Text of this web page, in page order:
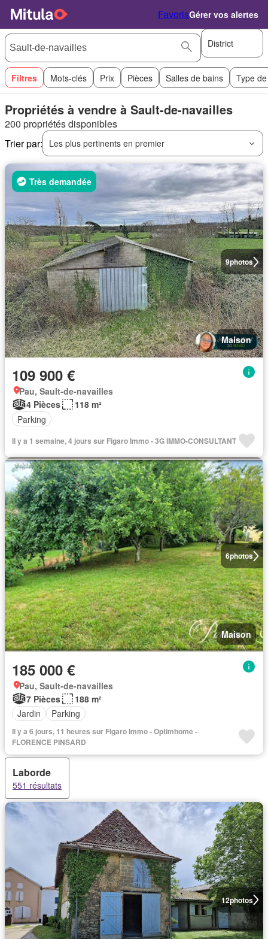
FavorisGérer vos alertes
District
Filtres Mots-clés Prix Pièces Salles de bains Type
Propriétés à vendre à Sault-de-navailles
200 propriétés disponibles
Trier par:
Les plus pertinents en premier
9photos
Très demandée
Maison
109 900 €
Pau, Sault-de-navailles
4 Pièces
118 m²
Parking
Il y a 1 semaine, 4 jours sur Figaro Immo - 3G IMMO-CONSULTANT
6photos
Maison
185 000 €
Pau, Sault-de-navailles
7 Pièces
188 m²
Jardin
Parking
Il y a 6 jours, 11 heures sur Figaro Immo - Optimhome -
FLORENCE PINSARD
Laborde
551 résultats
12photos